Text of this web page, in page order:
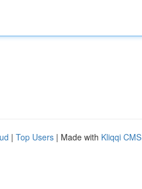
| Top Users | Made with Kliqqi CMS